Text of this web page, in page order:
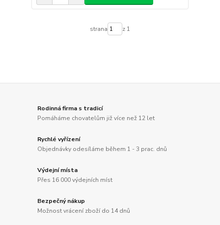
strana z 1
Rodinná firma s tradicí
Pomáháme chovatelům již více než 12 let
Rychlé vyřízení
Objednávky odesíláme během 1 - 3 prac. dnů
Výdejní místa
Přes 16 000 výdejních míst
Bezpečný nákup
Možnost vrácení zboží do 14 dnů